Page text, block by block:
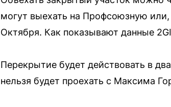
могут выехать на Профсоюзную
Октября. Как показывают данные
Перекрытие будет действовать в
нельзя будет проехать с Максима